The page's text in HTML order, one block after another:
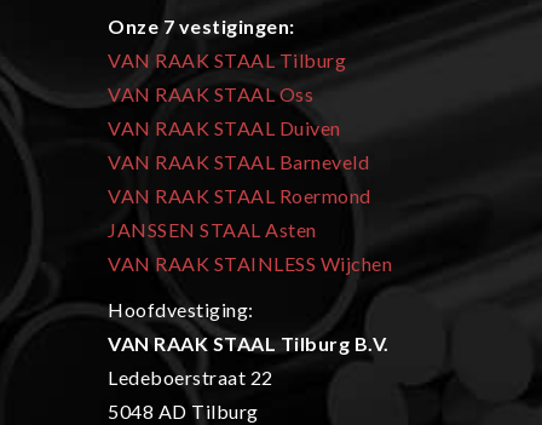
Onze 7 vestigingen:
VAN RAAK STAAL Tilburg
VAN RAAK STAAL Oss
VAN RAAK STAAL Duiven
VAN RAAK STAAL Barneveld
VAN RAAK STAAL Roermond
JANSSEN STAAL Asten
VAN RAAK STAINLESS Wijchen
Hoofdvestiging:
VAN RAAK STAAL Tilburg B.V.
Ledeboerstraat 22
5048 AD Tilburg